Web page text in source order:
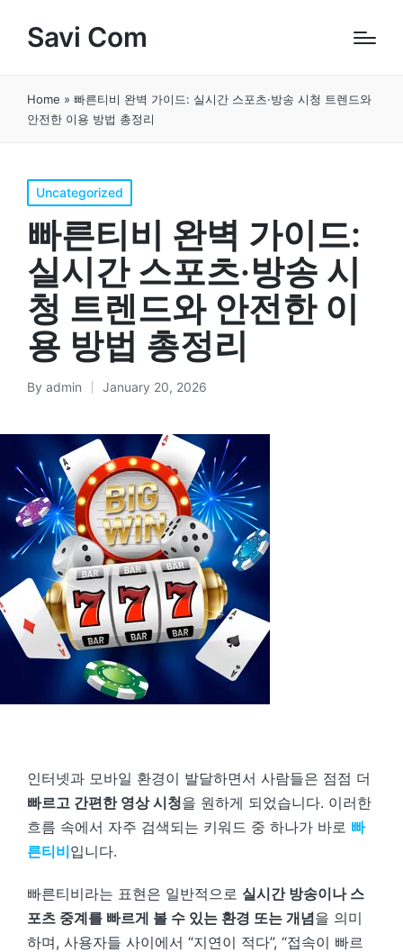
Savi Com
Home » 빠른티비 완벽 가이드: 실시간 스포츠·방송 시청 트렌드와
안전한 이용 방법 총정리
Posted
in
Uncategorized
빠른티비 완벽 가이드:
실시간 스포츠·방송 시
청 트렌드와 안전한 이
용 방법 총정리
Posted
By admin January 20, 2026
인터넷과 모바일 환경이 발달하면서 사람들은 점점 더
빠르고 간편한 영상 시청을 원하게 되었습니다. 이러한
흐름 속에서 자주 검색되는 키워드 중 하나가 바로 빠
른티비입니다.
빠른티비라는 표현은 일반적으로 실시간 방송이나 스
포츠 중계를 빠르게 볼 수 있는 환경 또는 개념을 의미
하며, 사용자들 사이에서 “지연이 적다”, “접속이 빠르